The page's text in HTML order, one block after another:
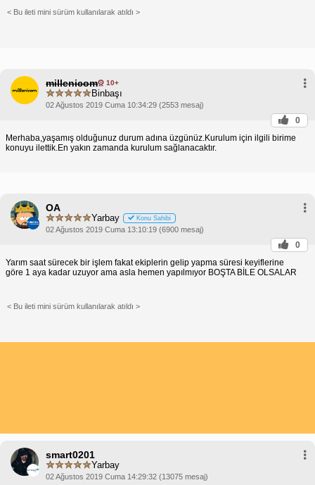
< Bu ileti mini sürüm kullanılarak atıldı >
millenicom 10+
Binbaşı
02 Ağustos 2019 Cuma 10:34:29 (2553 mesaj)
0
Merhaba,yaşamış olduğunuz durum adına üzgünüz.Kurulum için ilgili birime
konuyu ilettik.En yakın zamanda kurulum sağlanacaktır.
OA
Yarbay Konu Sahibi
02 Ağustos 2019 Cuma 13:10:19 (6900 mesaj)
0
Yarım saat sürecek bir işlem fakat ekiplerin gelip yapma süresi keyiflerine
göre 1 aya kadar uzuyor ama asla hemen yapılmıyor BOŞTA BİLE OLSALAR
< Bu ileti mini sürüm kullanılarak atıldı >
smart0201
Yarbay
02 Ağustos 2019 Cuma 14:29:32 (13075 mesaj)